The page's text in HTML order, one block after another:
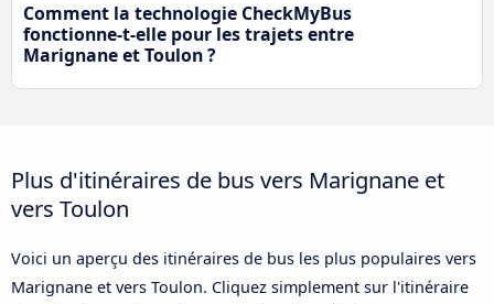
Comment la technologie CheckMyBus
fonctionne-t-elle pour les trajets entre
Marignane et Toulon ?
Plus d'itinéraires de bus vers Marignane et
vers Toulon
Voici un aperçu des itinéraires de bus les plus populaires vers
Marignane et vers Toulon. Cliquez simplement sur l'itinéraire